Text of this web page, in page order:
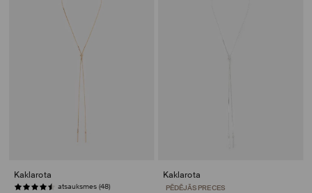
Kaklarota
atsauksmes (48)
Kaklarota
PĒDĒJĀS PRECES